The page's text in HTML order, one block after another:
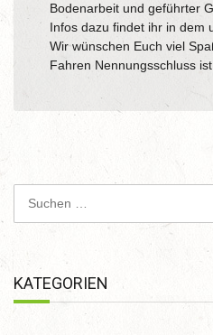
Bodenarbeit und geführter
Infos dazu findet ihr in dem
Wir wünschen Euch viel
Fahren Nennungsschluss
KATEGORIEN